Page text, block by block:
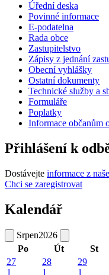
Úřední deska
Povinné informace
E-podatelna
Rada obce
Zastupitelstvo
Zápisy z jednání
Obecní vyhlášky
Ostatní dokumenty
Technické služby a
Formuláře
Poplatky
Informace občanům
Přihlášení k
Dostávejte informace z
Chci se zaregistrovat
Kalendář
Srpen2026
Po
Út St
27
1
28
1
29
1